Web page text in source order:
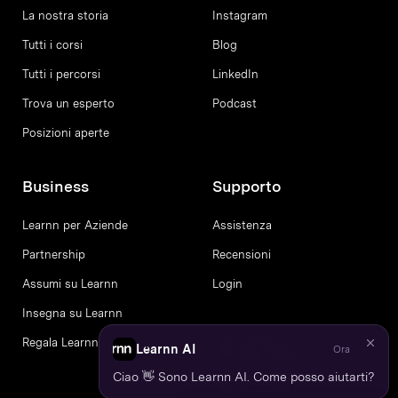
La nostra storia
Tutti i corsi
Tutti i percorsi
Trova un esperto
Posizioni aperte
Instagram
Blog
LinkedIn
Podcast
Business
Learnn per Aziende
Partnership
Assumi su Learnn
Insegna su Learnn
Regala Learnn
Supporto
Assistenza
Recensioni
Login
Learnn AI Ora
Ciao 👋 Sono Learnn AI. Come posso aiutarti?